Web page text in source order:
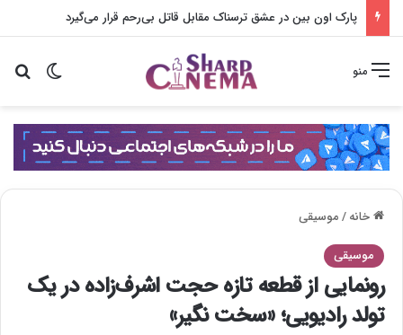
پارک اون بین در عشق ترسناک مقابل قاتل بی‌رحم قرار می‌گیرد
تغییر منو
خانه/موسیقی
موسیقی
رونمایی از قطعه تازه حجت اشرف‌زاده در یک
تولد رادیویی؛ «سخت نگیر»